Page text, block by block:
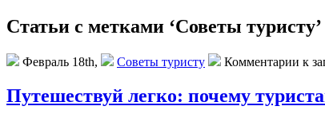
Статьи с метками ‘Советы туристу’
Февраль 18th, Советы туристу Комментарии к
Путешествуй легко: почему